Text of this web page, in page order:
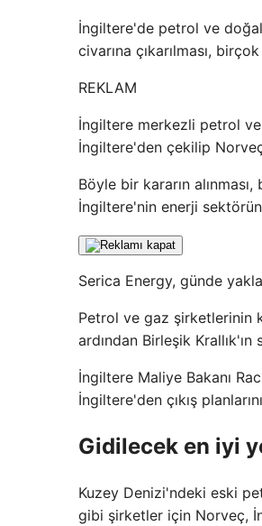
İngiltere'de petrol ve
civarına çıkarılması,
REKLAM
İngiltere merkezli petrol
İngiltere'den çekilip
Böyle bir kararın
İngiltere'nin enerji
Serica Energy, günde
Petrol ve gaz şirketlerinin
ardından Birleşik
İngiltere Maliye Bakanı
İngiltere'den çıkış
Gidilecek en iyi
Kuzey Denizi'ndeki eski
gibi şirketler için Norveç,